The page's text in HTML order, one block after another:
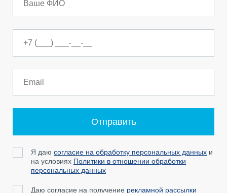
Отправить
Я даю согласие на обработку персональных данных и
на условиях Политики в отношении обработки
персональных данных
Даю согласие на получение рекламной рассылки